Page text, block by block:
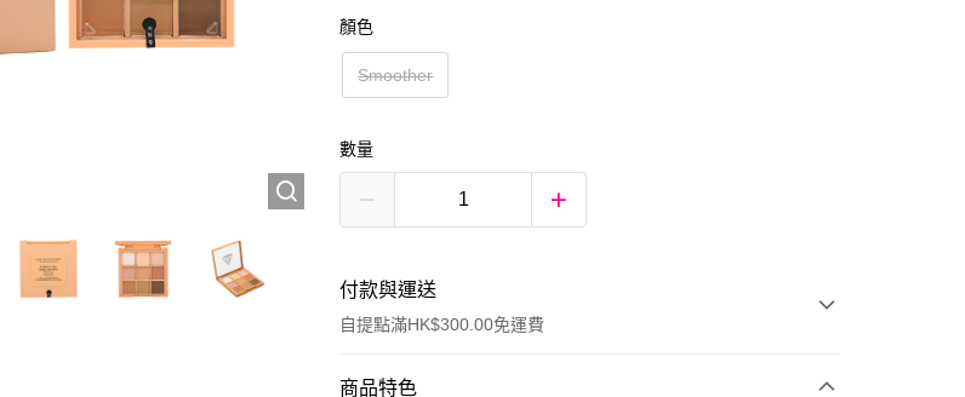
顏色
Smoother
數量
付款與運送
自提點滿HK$300.00免運費
付款方式
商品特色